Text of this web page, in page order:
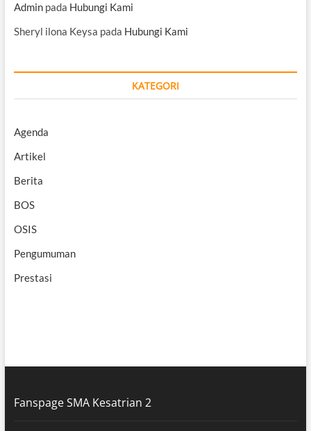
Adminpada Hubungi Kami
Sheryl ilona Keysa pada Hubungi Kami
KATEGORI
Agenda
Artikel
Berita
BOS
OSIS
Pengumuman
Prestasi
Fanspage SMA Kesatrian 2